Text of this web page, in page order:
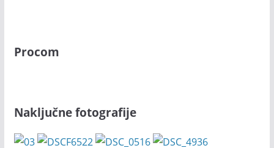
Procom
Naključne fotografije